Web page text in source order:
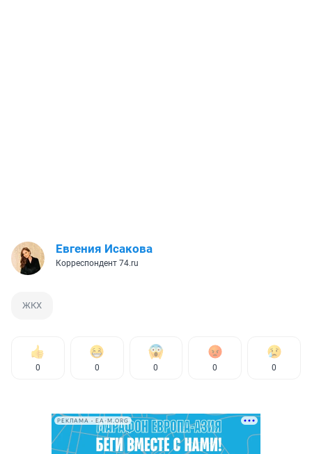
Евгения Исакова
Корреспондент 74.ru
ЖКХ
0 0 0 0 0
РЕКЛАМА • EA-M.ORG